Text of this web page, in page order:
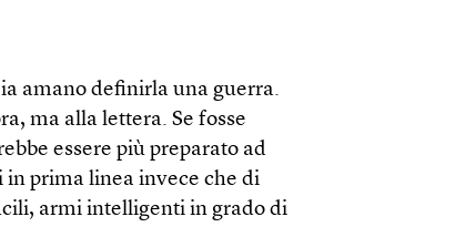
amano definirla una guerra.
ma alla lettera. Se fosse
essere più preparato ad
in prima linea invece che di
armi intelligenti in grado di